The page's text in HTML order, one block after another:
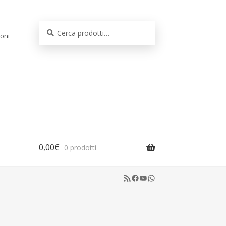
0,00€ 0 prodotti
RSS Feed
Facebook
YouTube
WhatsApp